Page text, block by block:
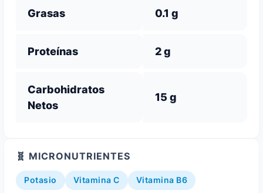
Grasas 0.1 g
Proteínas 2 g
Carbohidratos
Netos
15 g
🧬 MICRONUTRIENTES
Potasio Vitamina C Vitamina B6